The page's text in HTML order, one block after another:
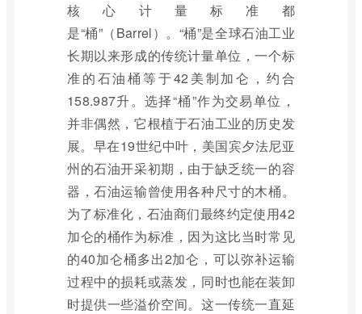
核心计量标准都
是“桶”（Barrel）。“桶”是全球石油工业
长期以来形成的传统计量单位，一个标
准的石油桶等于42美制加仑，约合
158.987升。选择“桶”作为交易单位，
并非偶然，它根植于石油工业的历史发
展。早在19世纪中叶，美国宾夕法尼亚
州的石油开采初期，由于缺乏统一的容
器，石油运输曾使用各种尺寸的木桶。
为了标准化，石油商们最终约定使用42
加仑的桶作为标准，因为这比当时常见
的40加仑桶多出2加仑，可以弥补运输
过程中的损耗或蒸发，同时也能在装卸
时提供一些溢价空间。这一传统一直延